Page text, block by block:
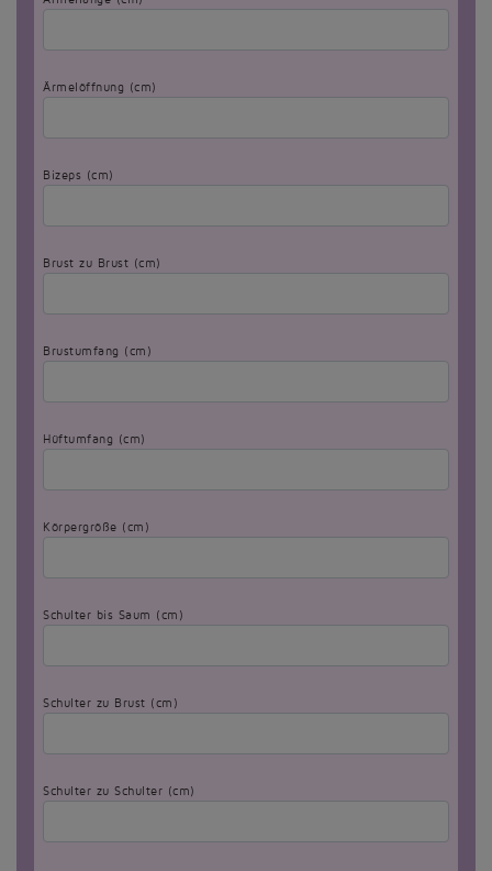
Ärmelöffnung (cm)
Bizeps (cm)
Brust zu Brust (cm)
Brustumfang (cm)
Hüftumfang (cm)
Körpergröße (cm)
Schulter bis Saum (cm)
Schulter zu Brust (cm)
Schulter zu Schulter (cm)